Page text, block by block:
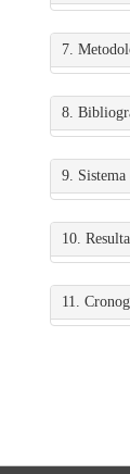
7.
8.
9.
10.
11.